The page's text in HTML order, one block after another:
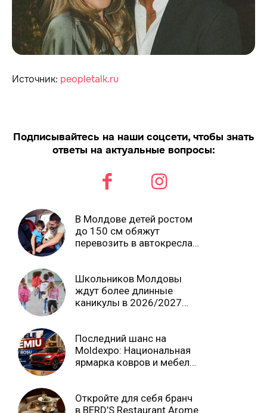
Источник: peopletalk.ru
Подписывайтесь на наши соцсети, чтобы знать
ответы на актуальные вопросы:
В Молдове детей ростом
до 150 см обяжут
перевозить в автокреслах
Школьников Молдовы
ждут более длинные
каникулы в 2026/2027
Последний шанс на
Moldexpo: Национальная
ярмарка ковров и мебели
Откройте для себя бранч
в BERD’S Restaurant Arome